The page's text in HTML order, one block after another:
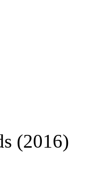
(2016)